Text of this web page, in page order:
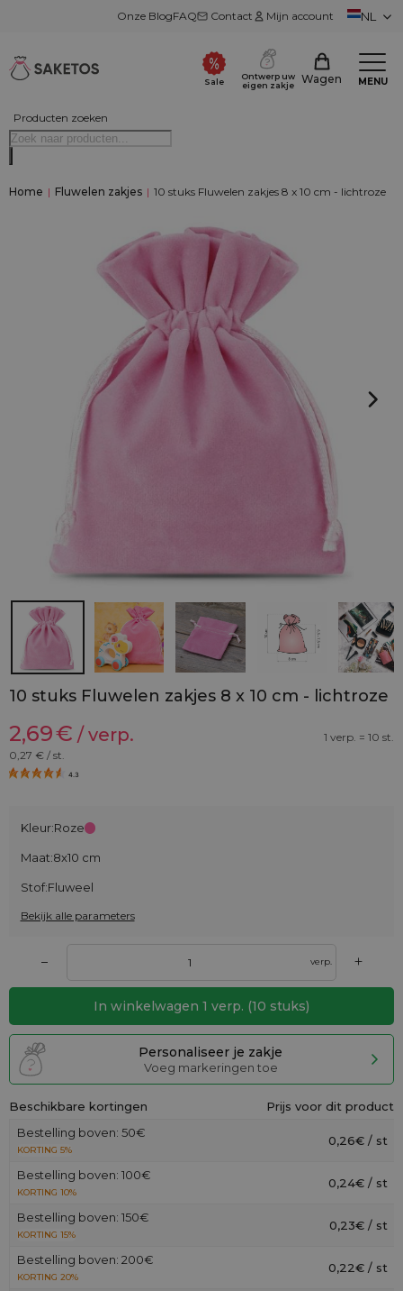
Onze BlogFAQ Contact Mijn account NL
Producten zoeken
Sale
Ontwerp uw
eigen zakje
Wagen MENU
Home | Fluwelen zakjes | 10 stuks Fluwelen zakjes 8 x 10 cm - lichtroze
10 stuks Fluwelen zakjes 8 x 10 cm - lichtroze
2,69€ / verp.
1 verp. = 10 st.
0,27 € / st.
4.3
Kleur:Roze
Maat:8x10 cm
Stof:Fluweel
Bekijk alle parameters
– verp. +
In winkelwagen 1 verp. (10 stuks)
Personaliseer je zakje
Voeg markeringen toe
Beschikbare kortingen
Prijs voor dit product
Bestelling boven: 50€
KORTING 5%
0,26€ / st
Bestelling boven: 100€
KORTING 10%
0,24€ / st
Bestelling boven: 150€
KORTING 15%
0,23€ / st
Bestelling boven: 200€
KORTING 20%
0,22€ / st